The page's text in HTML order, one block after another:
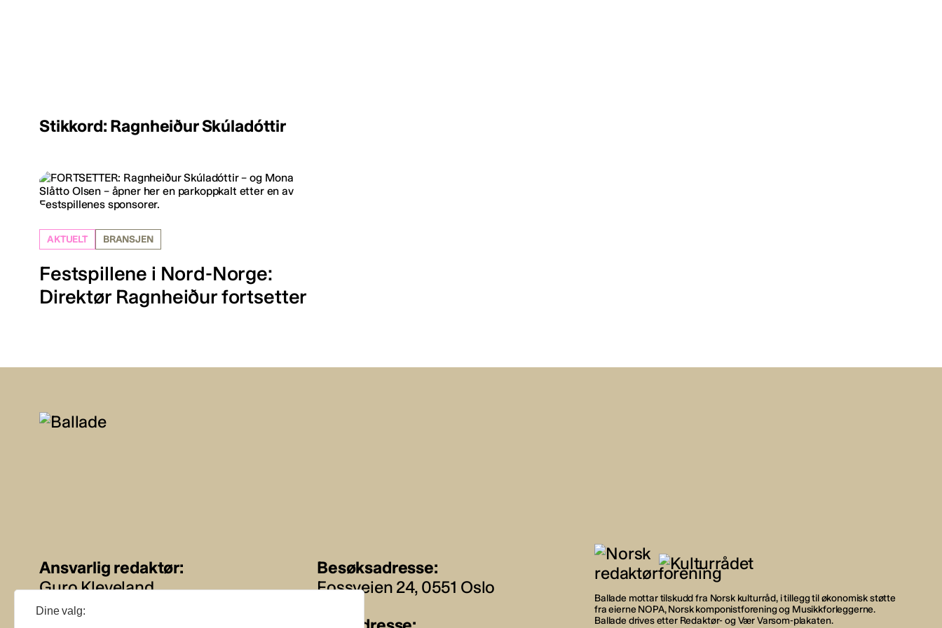
Stikkord: Ragnheiður Skúladóttir
AKTUELT BRANSJEN
Festspillene i Nord-Norge:
Direktør Ragnheiður fortsetter
Ansvarlig redaktør:
Guro Kleveland
Besøksadresse:
Fossveien 24, 0551 Oslo
Ballade mottar tilskudd fra Norsk kulturråd, i tillegg til økonomisk støtte
fra eierne NOPA, Norsk komponistforening og Musikkforleggerne.
Ballade drives etter Redaktør- og Vær Varsom-plakaten.
Dine valg: